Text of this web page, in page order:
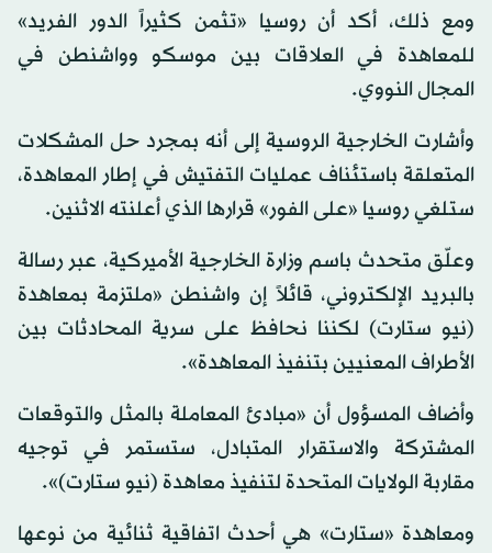
ومع ذلك، أكد أن روسيا «تثمن كثيراً الدور الفريد»
للمعاهدة في العلاقات بين موسكو وواشنطن في
المجال النووي.
وأشارت الخارجية الروسية إلى أنه بمجرد حل المشكلات
المتعلقة باستئناف عمليات التفتيش في إطار المعاهدة،
ستلغي روسيا «على الفور» قرارها الذي أعلنته الاثنين.
وعلّق متحدث باسم وزارة الخارجية الأميركية، عبر رسالة
بالبريد الإلكتروني، قائلاً إن واشنطن «ملتزمة بمعاهدة
(نيو ستارت) لكننا نحافظ على سرية المحادثات بين
الأطراف المعنيين بتنفيذ المعاهدة».
وأضاف المسؤول أن «مبادئ المعاملة بالمثل والتوقعات
المشتركة والاستقرار المتبادل، ستستمر في توجيه
مقاربة الولايات المتحدة لتنفيذ معاهدة (نيو ستارت)».
ومعاهدة «ستارت» هي أحدث اتفاقية ثنائية من نوعها